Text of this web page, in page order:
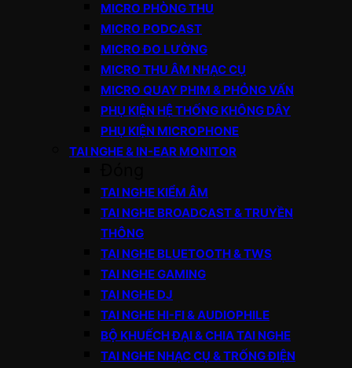
MICRO PHÒNG THU
MICRO PODCAST
MICRO ĐO LƯỜNG
MICRO THU ÂM NHẠC CỤ
MICRO QUAY PHIM & PHỎNG VẤN
PHỤ KIỆN HỆ THỐNG KHÔNG DÂY
PHỤ KIỆN MICROPHONE
TAI NGHE & IN-EAR MONITOR
TAI NGHE KIỂM ÂM
TAI NGHE BROADCAST & TRUYỀN
THÔNG
TAI NGHE BLUETOOTH & TWS
TAI NGHE GAMING
TAI NGHE DJ
TAI NGHE HI-FI & AUDIOPHILE
BỘ KHUẾCH ĐẠI & CHIA TAI NGHE
TAI NGHE NHẠC CỤ & TRỐNG ĐIỆN